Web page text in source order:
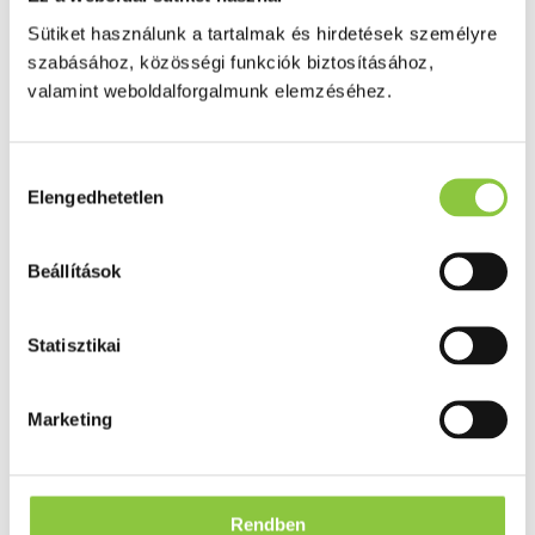
Sütiket használunk a tartalmak és hirdetések személyre
szabásához, közösségi funkciók biztosításához,
valamint weboldalforgalmunk elemzéséhez.
kiválasztása
Elengedhetetlen
Beállítások
Statisztikai
Marketing
Rendben
Puffadás, görcs
Probiotikum
Gyomorégés, savtúltenges
Máj és epe betegség
Emésztést elősegítő
Húgyutak
Koleszterinszint csökkentők, omega 3
Vérnyomás és szív gyógyszerei